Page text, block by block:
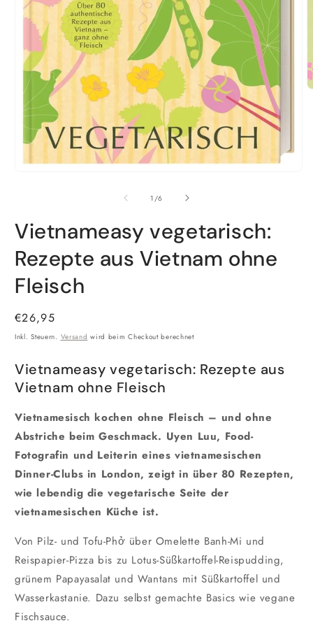
1 /von
6
Vietnameasy vegetarisch:
Rezepte aus Vietnam ohne
Fleisch
Normaler
Preis
€26,95
Inkl. Steuern. Versand wird beim Checkout berechnet
Vietnameasy vegetarisch: Rezepte aus
Vietnam ohne Fleisch
Vietnamesisch kochen ohne Fleisch – und ohne
Abstriche beim Geschmack. Uyen Luu, Food-
Fotografin und Leiterin eines vietnamesischen
Dinner-Clubs in London, zeigt in über 80 Rezepten,
wie lebendig die vegetarische Seite der
vietnamesischen Küche ist.
Von Pilz- und Tofu-Phở über Omelette Banh-Mi und
Reispapier-Pizza bis zu Lotus-Süßkartoffel-Reispudding,
grünem Papayasalat und Wantans mit Süßkartoffel und
Wasserkastanie. Dazu selbst gemachte Basics wie vegane
Fischsauce.